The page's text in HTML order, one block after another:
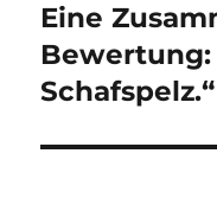
Beitrag:
Eine
Bewertung:
Schafspelz.“